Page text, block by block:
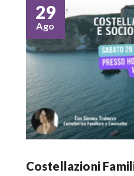
29
Ago
Costellazioni